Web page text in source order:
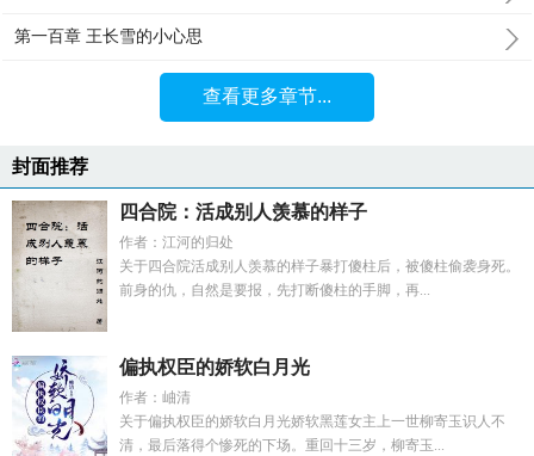
第一百章 王长雪的小心思
查看更多章节...
封面推荐
四合院：活成别人羡慕的样子
作者：江河的归处
关于四合院活成别人羡慕的样子暴打傻柱后，被傻柱偷袭身死。
前身的仇，自然是要报，先打断傻柱的手脚，再...
偏执权臣的娇软白月光
作者：岫清
关于偏执权臣的娇软白月光娇软黑莲女主上一世柳寄玉识人不
清，最后落得个惨死的下场。重回十三岁，柳寄玉...